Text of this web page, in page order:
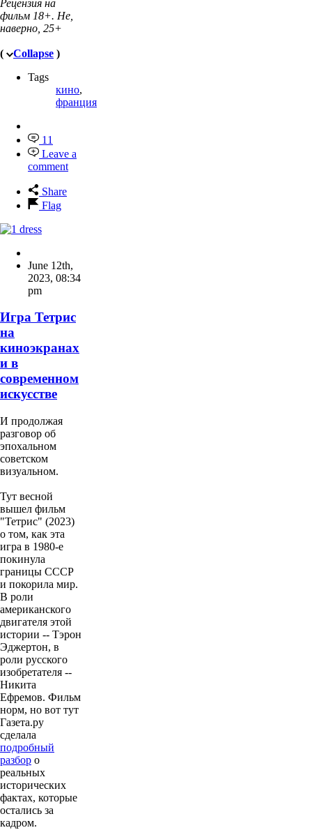
Рецензия на
фильм 18+. Не,
наверно, 25+
( Collapse )
Tags
кино,
франция
11
Leave a
comment
Share
Flag
June 12th,
2023, 08:34
pm
Игра Тетрис
на
киноэкранах
и в
современном
искусстве
И продолжая
разговор об
эпохальном
советском
визуальном.
Тут весной
вышел фильм
"Тетрис" (2023)
о том, как эта
игра в 1980-е
покинула
границы СССР
и покорила мир.
В роли
американского
двигателя этой
истории -- Тэрон
Эджертон, в
роли русского
изобретателя --
Никита
Ефремов. Фильм
норм, но вот тут
Газета.ру
сделала
подробный
разбор о
реальных
исторических
фактах, которые
остались за
кадром.